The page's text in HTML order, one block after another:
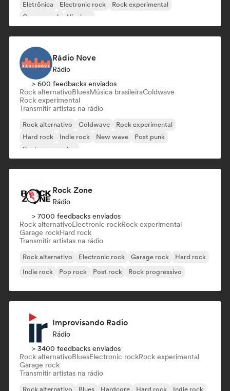
Eletrônica
Electronic rock
Rock experimental
Garage rock
Hip-hop
Rádio Nove
Rádio
> 600 feedbacks enviados
Rock alternativoBluesMúsica brasileiraColdwave
Rock experimental
Transmitir artistas na rádio
Rock alternativo Coldwave
Rock experimental
Hard rock
Indie rock New wave
Post punk
Rock progressivo
Rock Zone
Rádio
> 7000 feedbacks enviados
Rock alternativoElectronic rockRock experimental
Garage rockHard rock
Transmitir artistas na rádio
Rock alternativo Electronic rock Garage rock
Hard rock
Indie rock
Pop rock Post rock Rock progressivo
Improvisando Radio
Rádio
> 3400 feedbacks enviados
Rock alternativoBluesElectronic rockRock experimental
Garage rock
Transmitir artistas na rádio
Rock alternativo Blues Hardcore Hard rock Indie rock